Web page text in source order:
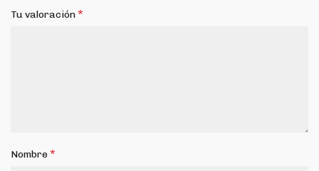
Tu valoración*
Nombre*